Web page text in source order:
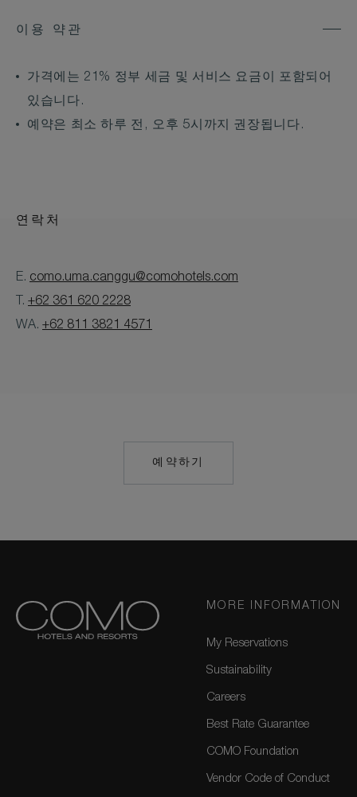
이용 약관
가격에는 21% 정부 세금 및 서비스 요금이 포함되어
있습니다.
예약은 최소 하루 전, 오후 5시까지 권장됩니다.
연락처
E. como.uma.canggu@comohotels.com
T. +62 361 620 2228
WA. +62 811 3821 4571
예약하기
MAILTO:
MORE INFORMATION
My Reservations
Sustainability
Careers
Best Rate Guarantee
COMO Foundation
Vendor Code of Conduct